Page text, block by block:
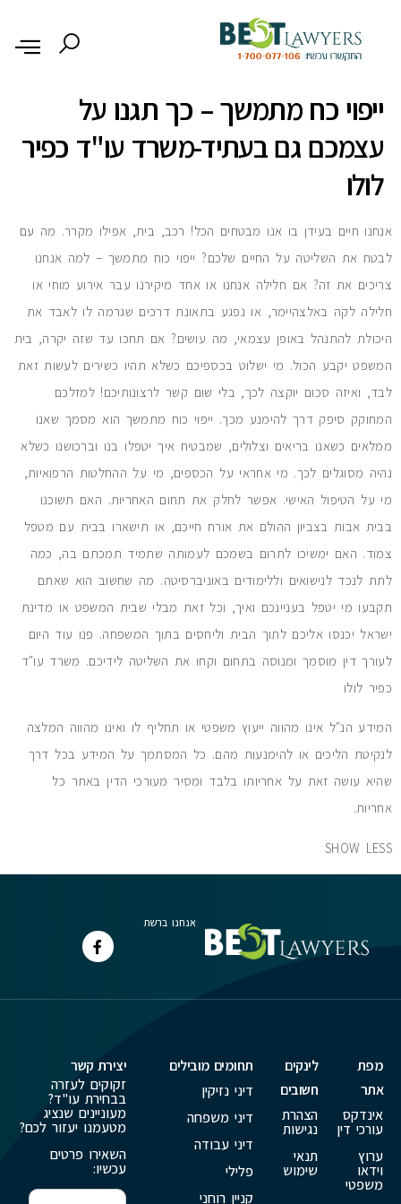
ייפוי כח מתמשך – כך תגנו על
עצמכם גם בעתיד-משרד עו"ד כפיר
לולו
אנחנו חיים בעידן בו אנו מבטחים הכל! רכב, בית, אפילו מקרר. מה עם
לבטח את השליטה על החיים שלכם? ייפוי כוח מתמשך – למה אנחנו
צריכים את זה? אם חלילה אנחנו או אחד מיקירנו עבר אירוע מוחי או
חלילה לקה באלצהיימר, או נפגע בתאונת דרכים שגרמה לו לאבד את
היכולת להתנהל באופן עצמאי, מה עושים? אם תחכו עד שזה יקרה, בית
המשפט יקבע הכול. מי ישלוט בכספיכם כשלא תהיו כשירים לעשות זאת
לבד, ואיזה סכום יוקצה לכך, בלי שום קשר לרצונותיכם! למזלכם
המחוקק סיפק דרך להימנע מכך. ייפוי כוח מתמשך הוא מסמך שאנו
ממלאים כשאנו בריאים וצלולים, שמבטיח איך יטפלו בנו וברכושנו כשלא
נהיה מסוגלים לכך. מי אחראי על הכספים, מי על ההחלטות הרפואיות,
מי על הטיפול האישי. אפשר לחלק את תחום האחריות. האם תשוכנו
בבית אבות בצביון ההולם את אורח חייכם, או תישארו בבית עם מטפל
צמוד. האם ימשיכו לתרום בשמכם לעמותה שתמיד תמכתם בה, כמה
לתת לנכד לנישואים וללימודים באוניברסיטה. מה שחשוב הוא שאתם
תקבעו מי יטפל בעניינכם ואיך, וכל זאת מבלי שבית המשפט או מדינת
ישראל יכנסו אליכם לתוך הבית וליחסים בתוך המשפחה. פנו עוד היום
לעורך דין מוסמך ומנוסה בתחום וקחו את השליטה לידיכם. משרד עו"ד
כפיר לולו
המידע הנ"ל אינו מהווה ייעוץ משפטי או תחליף לו ואינו מהווה המלצה
לנקיטת הליכים או להימנעות מהם. כל המסתמך על המידע בכל דרך
שהיא עושה זאת על אחריותו בלבד ומסיר מעורכי הדין באתר כל
אחריות.
SHOW LESS
אנחנו ברשת
מפת
אתר
אינדקס
עורכי דין
ערוץ
וידאו
משפטי
לינקים
חשובים
הצהרת
נגישות
תנאי
שימוש
תחומים מובילים
דיני נזיקין
דיני משפחה
דיני עבודה
פלילי
קניין רוחני
יצירת קשר
זקוקים לעזרה
בבחירת עו"ד?
מעוניינים שנציג
מטעמנו יעזור לכם?
השאירו פרטים
עכשיו: